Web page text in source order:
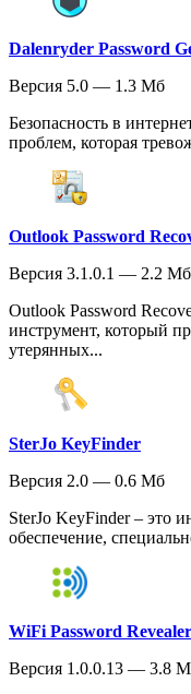
Dalenryder Password
Версия 5.0 — 1.3 Мб
Безопасность в
проблем, которая
Outlook Password
Версия 3.1.0.1 — 2.2 Мб
Outlook Password
инструмент, который
утерянных...
SterJo KeyFinder
Версия 2.0 — 0.6 Мб
SterJo KeyFinder – это
обеспечение,
WiFi Password Revealer
Версия 1.0.0.13 — 3.8